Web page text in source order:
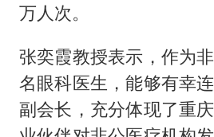
万人次。
张奕霞教授表示，作为
名眼科医生，能够有幸
副会长，充分体现了重